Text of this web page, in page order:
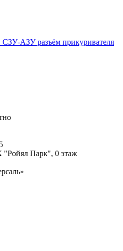
АЗУ разъём прикуривателя
"Ройял Парк", 0 этаж